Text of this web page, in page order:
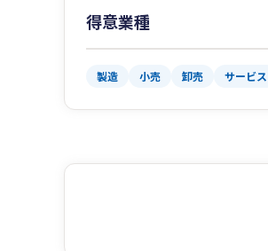
得意業種
製造 小売 卸売 サービス